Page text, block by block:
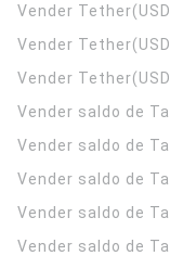
Vender
Vender
Vender
Vender saldo de
Vender saldo de
Vender saldo de
Vender saldo de
Vender saldo de